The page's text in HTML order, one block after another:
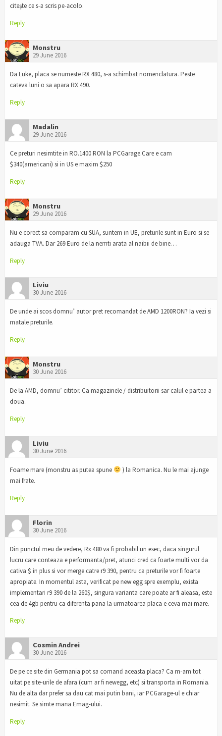
citește ce s-a scris pe-acolo.
Reply
Monstru
29 June 2016
Da Luke, placa se numeste RX 480, s-a schimbat nomenclatura. Peste
cateva luni o sa apara RX 490.
Reply
Madalin
29 June 2016
Ce preturi nesimtite in RO.1400 RON la PCGarage.Care e cam
$340(americani) si in US e maxim $250
Reply
Monstru
29 June 2016
Nu e corect sa comparam cu SUA, suntem in UE, preturile sunt in Euro si se
adauga TVA. Dar 269 Euro de la nemti arata al naibii de bine…
Reply
Liviu
30 June 2016
De unde ai scos domnu’ autor pret recomandat de AMD 1200RON? Ia vezi si
matale preturile.
Reply
Monstru
30 June 2016
De la AMD, domnu’ cititor. Ca magazinele / distribuitorii sar calul e partea a
doua.
Reply
Liviu
30 June 2016
Foame mare (monstru as putea spune
) la Romanica. Nu le mai ajunge
mai frate.
Reply
Florin
30 June 2016
Din punctul meu de vedere, Rx 480 va fi probabil un esec, daca singurul
lucru care conteaza e performanta/pret, atunci cred ca foarte multi vor da
cativa $ in plus si vor merge catre r9 390, pentru ca preturile vor fi foarte
apropiate. In momentul asta, verificat pe new egg spre exemplu, exista
implementari r9 390 de la 260$, singura varianta care poate ar fi aleasa, este
cea de 4gb pentru ca diferenta pana la urmatoarea placa e ceva mai mare.
Reply
Cosmin Andrei
30 June 2016
De pe ce site din Germania pot sa comand aceasta placa? Ca m-am tot
uitat pe site-urile de afara (cum ar fi newegg, etc) si transporta in Romania.
Nu de alta dar prefer sa dau cat mai putin bani, iar PCGarage-ul e chiar
nesimit. Se simte mana Emag-ului.
Reply